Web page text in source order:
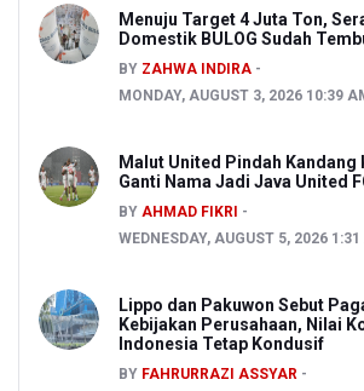
Menuju Target 4 Juta Ton,
Domestik BULOG Sudah
BY ZAHWA INDIRA
MONDAY, AUGUST 3, 2026 10:39
Malut United Pindah Kandang
Ganti Nama Jadi Java United
BY AHMAD FIKRI
WEDNESDAY, AUGUST 5, 2026 1:31
Lippo dan Pakuwon Sebut
Kebijakan Perusahaan, Nilai
Indonesia Tetap Kondusif
BY FAHRURRAZI ASSYAR